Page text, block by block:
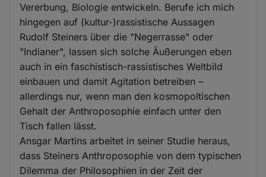
Vererbung, Biologie entwickeln. Berufe ich mich
hingegen auf (kultur-)rassistische Aussagen
Rudolf Steiners über die "Negerrasse" oder
"Indianer", lassen sich solche Äußerungen eben
auch in ein faschistisch-rassistisches Weltbild
einbauen und damit Agitation betreiben –
allerdings nur, wenn man den kosmopoltischen
Gehalt der Anthroposophie einfach unter den
Tisch fallen lässt.
Ansgar Martins arbeitet in seiner Studie heraus,
dass Steiners Anthroposophie von dem typischen
Dilemma der Philosophien in der Zeit der